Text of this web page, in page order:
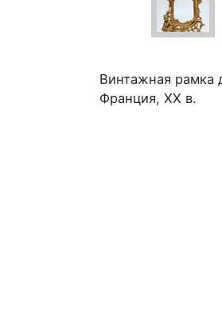
Винтажная рамка
Франция, ХХ в.